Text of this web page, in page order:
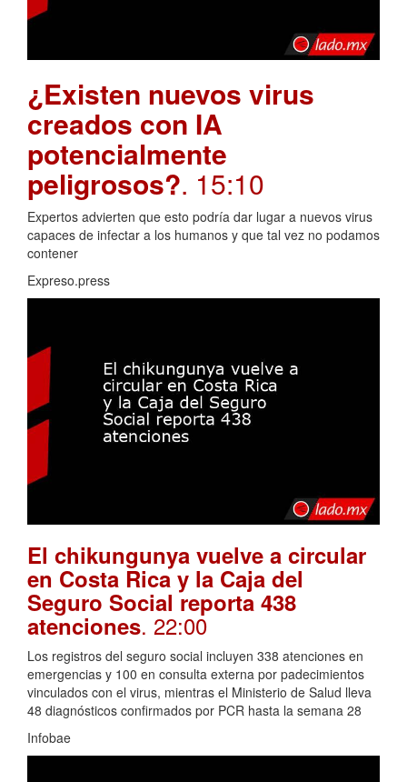
¿Existen nuevos virus
creados con IA
potencialmente
peligrosos?. 15:10
Expertos advierten que esto podría dar lugar a nuevos virus
capaces de infectar a los humanos y que tal vez no podamos
contener
Expreso.press
El chikungunya vuelve a circular
en Costa Rica y la Caja del
Seguro Social reporta 438
atenciones. 22:00
Los registros del seguro social incluyen 338 atenciones en
emergencias y 100 en consulta externa por padecimientos
vinculados con el virus, mientras el Ministerio de Salud lleva
48 diagnósticos confirmados por PCR hasta la semana 28
Infobae